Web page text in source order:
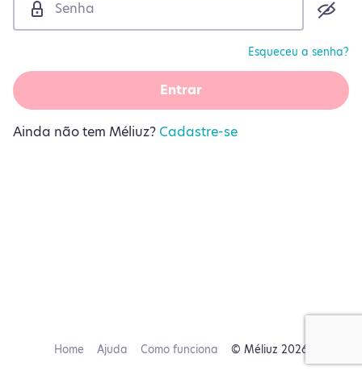
Esqueceu a senha?
Entrar
Ainda não tem Méliuz? Cadastre-se
Home Ajuda Como funciona © Méliuz 2026